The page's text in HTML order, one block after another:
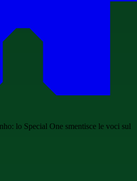
lo Special One smentisce le voci sul